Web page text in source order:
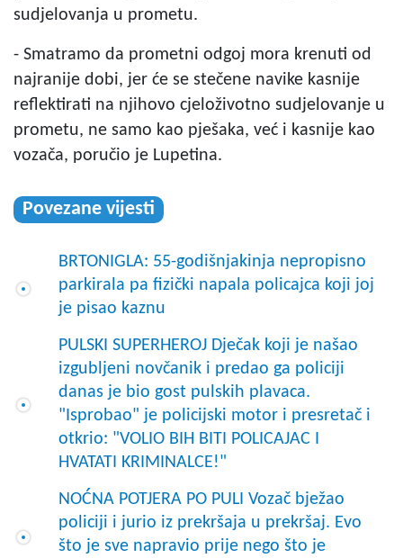
sudjelovanja u prometu.
- Smatramo da prometni odgoj mora krenuti od
najranije dobi, jer će se stečene navike kasnije
reflektirati na njihovo cjeloživotno sudjelovanje u
prometu, ne samo kao pješaka, već i kasnije kao
vozača, poručio je Lupetina.
Povezane vijesti
BRTONIGLA: 55-godišnjakinja nepropisno
parkirala pa fizički napala policajca koji joj
je pisao kaznu
PULSKI SUPERHEROJ Dječak koji je našao
izgubljeni novčanik i predao ga policiji
danas je bio gost pulskih plavaca.
"Isprobao" je policijski motor i presretač i
otkrio: "VOLIO BIH BITI POLICAJAC I
HVATATI KRIMINALCE!"
NOĆNA POTJERA PO PULI Vozač bježao
policiji i jurio iz prekršaja u prekršaj. Evo
što je sve napravio prije nego što je